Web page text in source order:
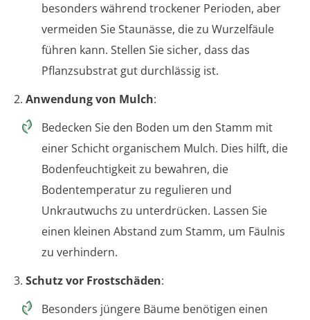
besonders während trockener Perioden, aber
vermeiden Sie Staunässe, die zu Wurzelfäule
führen kann. Stellen Sie sicher, dass das
Pflanzsubstrat gut durchlässig ist.
2. Anwendung von Mulch:
Bedecken Sie den Boden um den Stamm mit
einer Schicht organischem Mulch. Dies hilft, die
Bodenfeuchtigkeit zu bewahren, die
Bodentemperatur zu regulieren und
Unkrautwuchs zu unterdrücken. Lassen Sie
einen kleinen Abstand zum Stamm, um Fäulnis
zu verhindern.
3. Schutz vor Frostschäden:
Besonders jüngere Bäume benötigen einen